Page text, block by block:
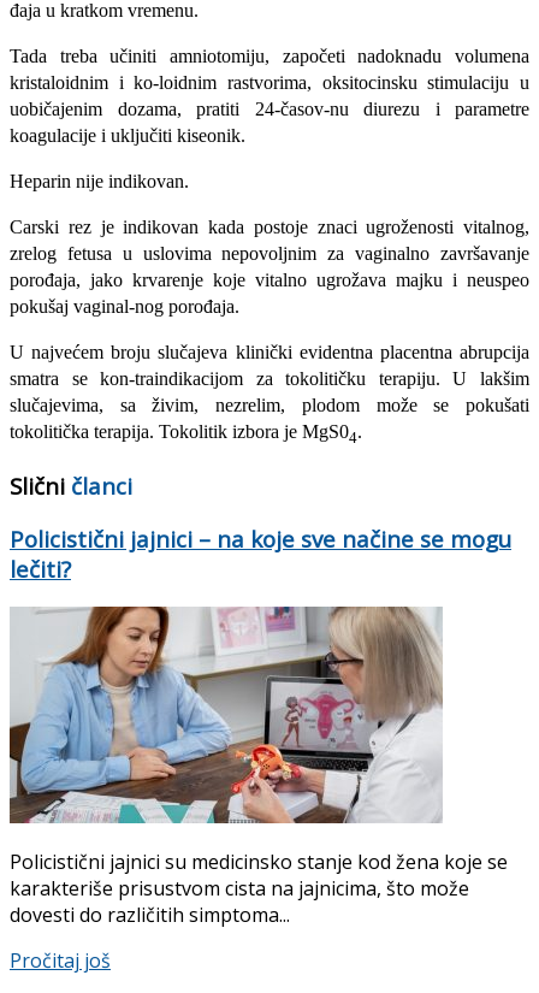
đaja u kratkom vremenu.
Tada treba učiniti amniotomiju, započe­ti nadoknadu volumena
kristaloidnim i ko-loidnim rastvorima, oksitocinsku stimulaci­ju u
uobičajenim dozama, pratiti 24-časov-nu diurezu i parametre
koagulacije i uklju­čiti kiseonik.
Heparin nije indikovan.
Carski rez je indikovan kada postoje znaci ugroženosti vitalnog,
zrelog fetusa u uslovima nepovoljnim za vaginalno završa­vanje
porođaja, jako krvarenje koje vitalno ugrožava majku i neuspeo
pokušaj vaginal-nog porođaja.
U najvećem broju slučajeva klinički evi­dentna placentna abrupcija
smatra se kon-traindikacijom za tokolitičku terapiju. U lakšim
slučajevima, sa živim, nezrelim, plo­dom može se pokušati
tokolitička terapija. Tokolitik izbora je MgS04.
Slični članci
Policistični jajnici – na koje sve načine se mogu
lečiti?
Policistični jajnici su medicinsko stanje kod žena koje se
karakteriše prisustvom cista na jajnicima, što može
dovesti do različitih simptoma...
Pročitaj još